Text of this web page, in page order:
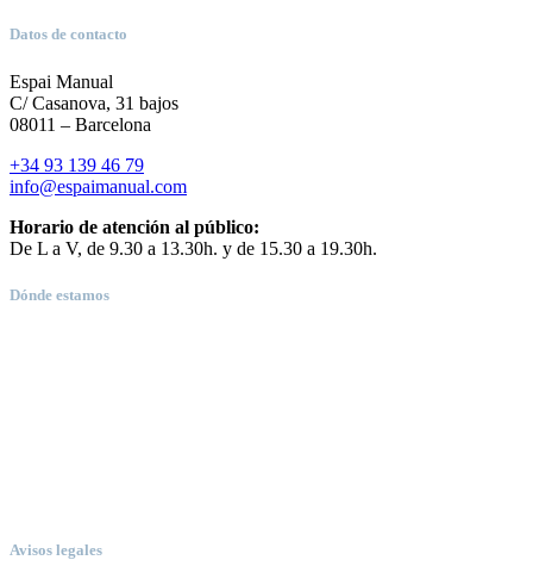
Datos de contacto
Espai Manual
C/ Casanova, 31 bajos
08011 – Barcelona
+34 93 139 46 79
info@espaimanual.com
Horario de atención al público:
De L a V, de 9.30 a 13.30h. y de 15.30 a 19.30h.
Dónde estamos
Avisos legales